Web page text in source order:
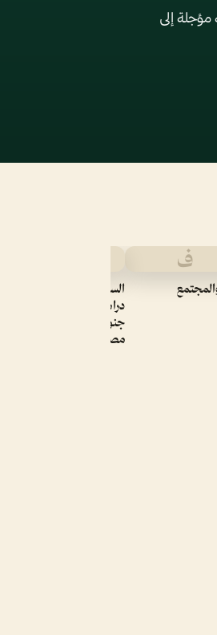
مؤجلة إلى
ف
السودان اثنوجرافيا كارلنجا
دراسة في التغير الثقافي في
جنوب السودان لفاروق
مصطفى P.d.f كتاب 907